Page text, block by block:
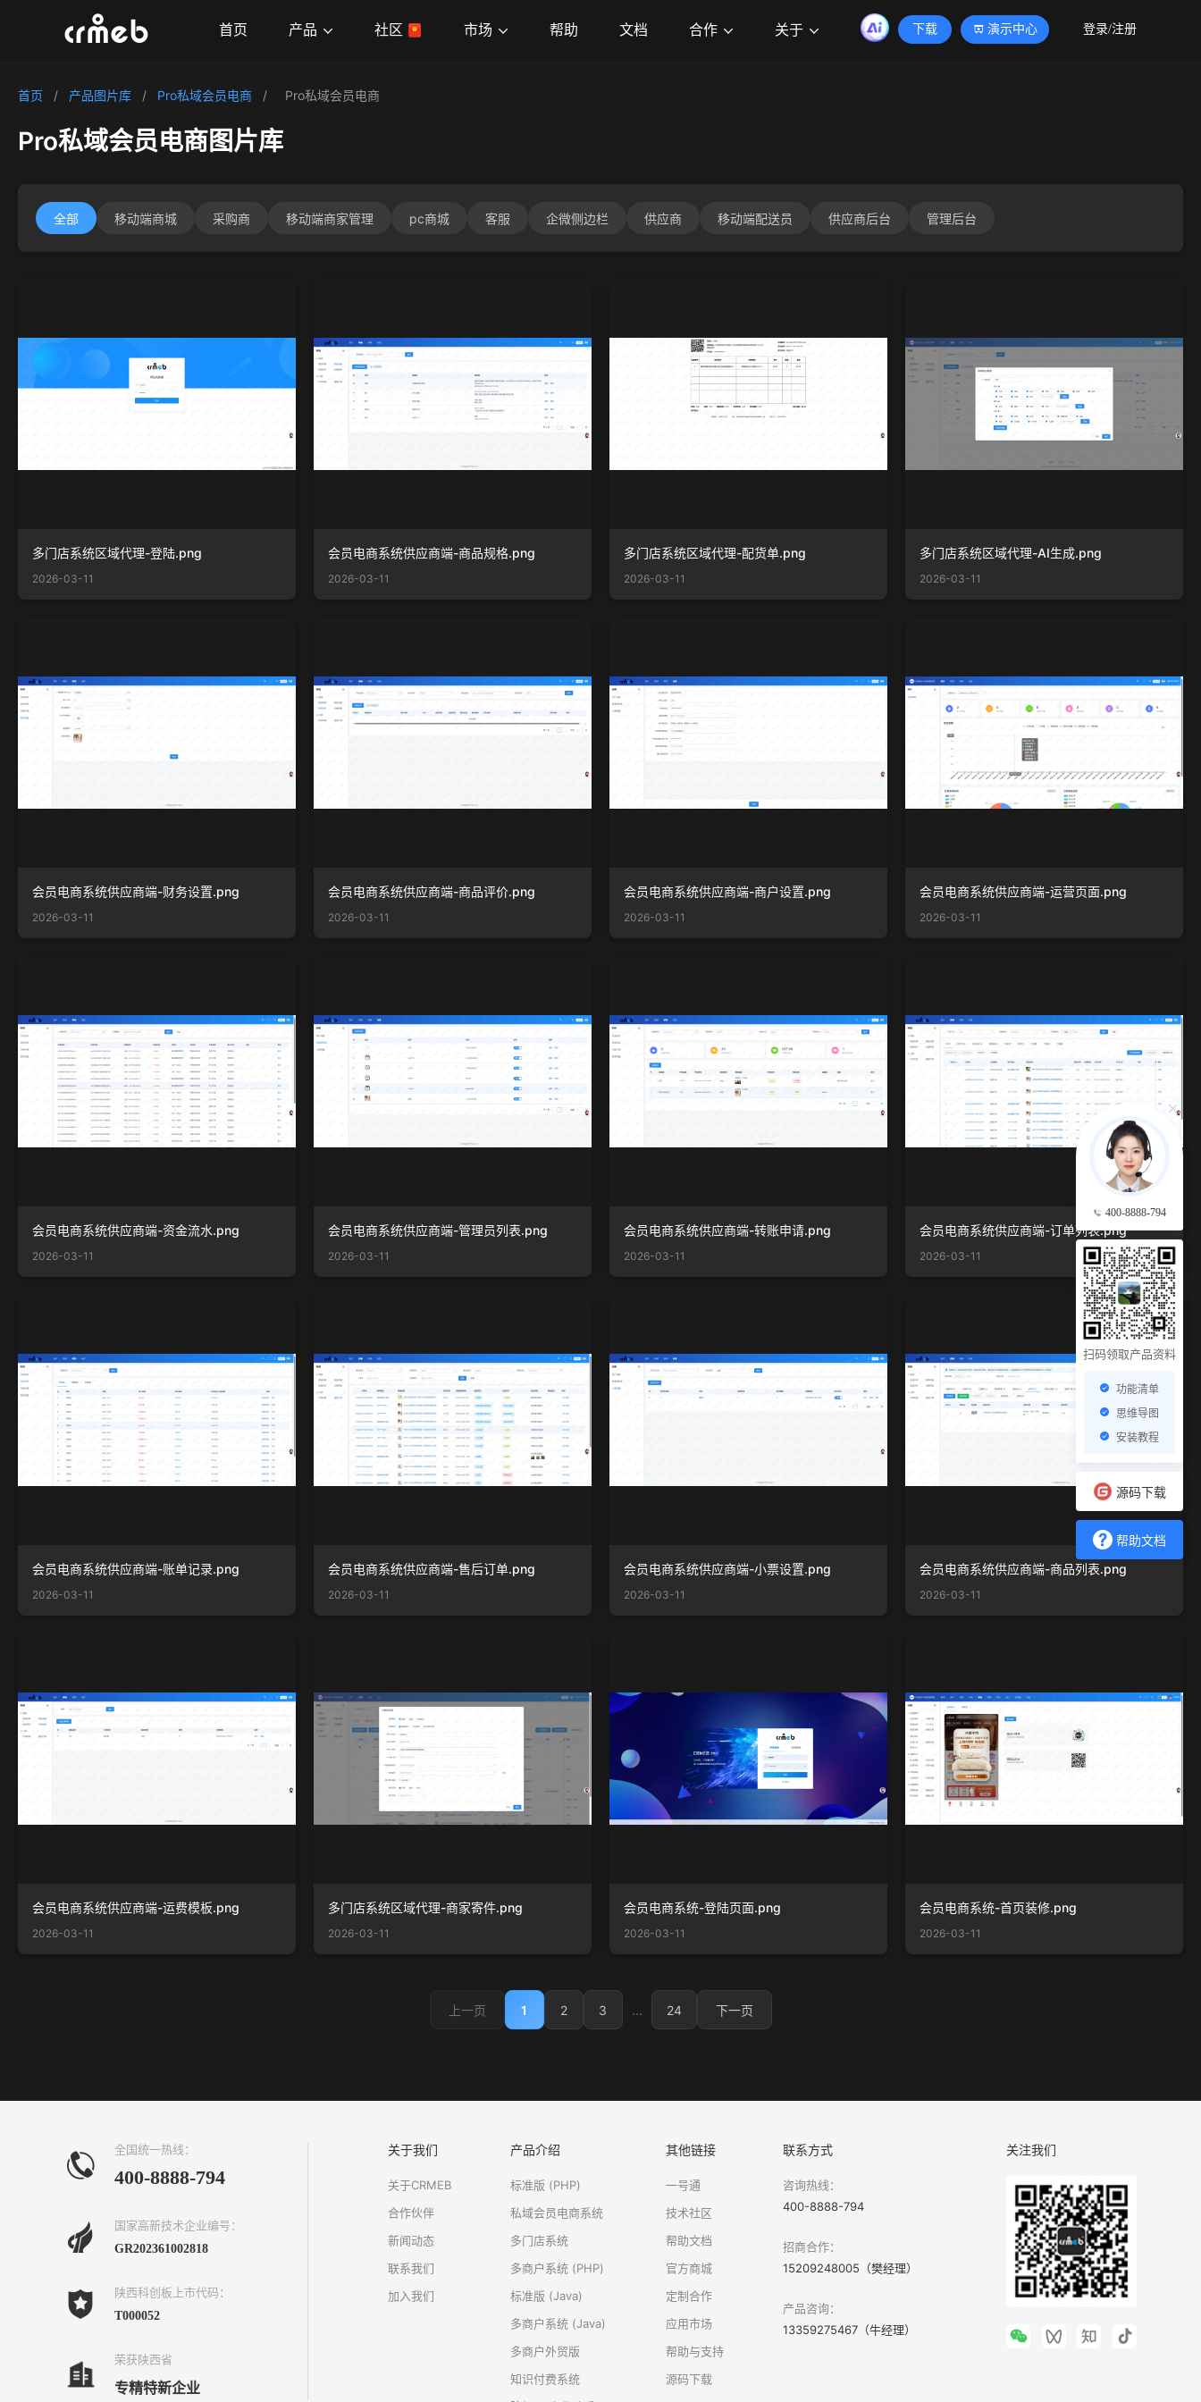
首页 产品 社区 市场 帮助 文档 合作 关于 下载 演示中心 登录/注册
400-8888-794
扫码领取产品资料
功能清单
思维导图
安装教程
源码下载
帮助文档
首页 / 产品图片库 / Pro私域会员电商 / Pro私域会员电商
Pro私域会员电商图片库
全部 移动端商城 采购商 移动端商家管理 pc商城 客服 企微侧边栏 供应商 移动端配送员 供应商后台 管理后台
多门店系统区域代理-登陆.png
2026-03-11
会员电商系统供应商端-商品规格.png
2026-03-11
多门店系统区域代理-配货单.png
2026-03-11
多门店系统区域代理-AI生成.png
2026-03-11
会员电商系统供应商端-财务设置.png
2026-03-11
会员电商系统供应商端-商品评价.png
2026-03-11
会员电商系统供应商端-商户设置.png
2026-03-11
会员电商系统供应商端-运营页面.png
2026-03-11
会员电商系统供应商端-资金流水.png
2026-03-11
会员电商系统供应商端-管理员列表.png
2026-03-11
会员电商系统供应商端-转账申请.png
2026-03-11
会员电商系统供应商端-订单列表.png
2026-03-11
会员电商系统供应商端-账单记录.png
2026-03-11
会员电商系统供应商端-售后订单.png
2026-03-11
会员电商系统供应商端-小票设置.png
2026-03-11
会员电商系统供应商端-商品列表.png
2026-03-11
会员电商系统供应商端-运费模板.png
2026-03-11
多门店系统区域代理-商家寄件.png
2026-03-11
会员电商系统-登陆页面.png
2026-03-11
会员电商系统-首页装修.png
2026-03-11
上一页 1 2 3 ... 24 下一页
全国统一热线：
400-8888-794
国家高新技术企业编号：
GR202361002818
陕西科创板上市代码：
T000052
荣获陕西省
专精特新企业
关于我们
关于CRMEB
合作伙伴
新闻动态
联系我们
加入我们
产品介绍
标准版 (PHP)
私域会员电商系统
多门店系统
多商户系统 (PHP)
标准版 (Java)
多商户系统 (Java)
多商户外贸版
知识付费系统
其他链接
一号通
技术社区
帮助文档
官方商城
定制合作
应用市场
帮助与支持
源码下载
联系方式
咨询热线：
400-8888-794
招商合作：
15209248005（樊经理）
产品咨询：
13359275467（牛经理）
关注我们